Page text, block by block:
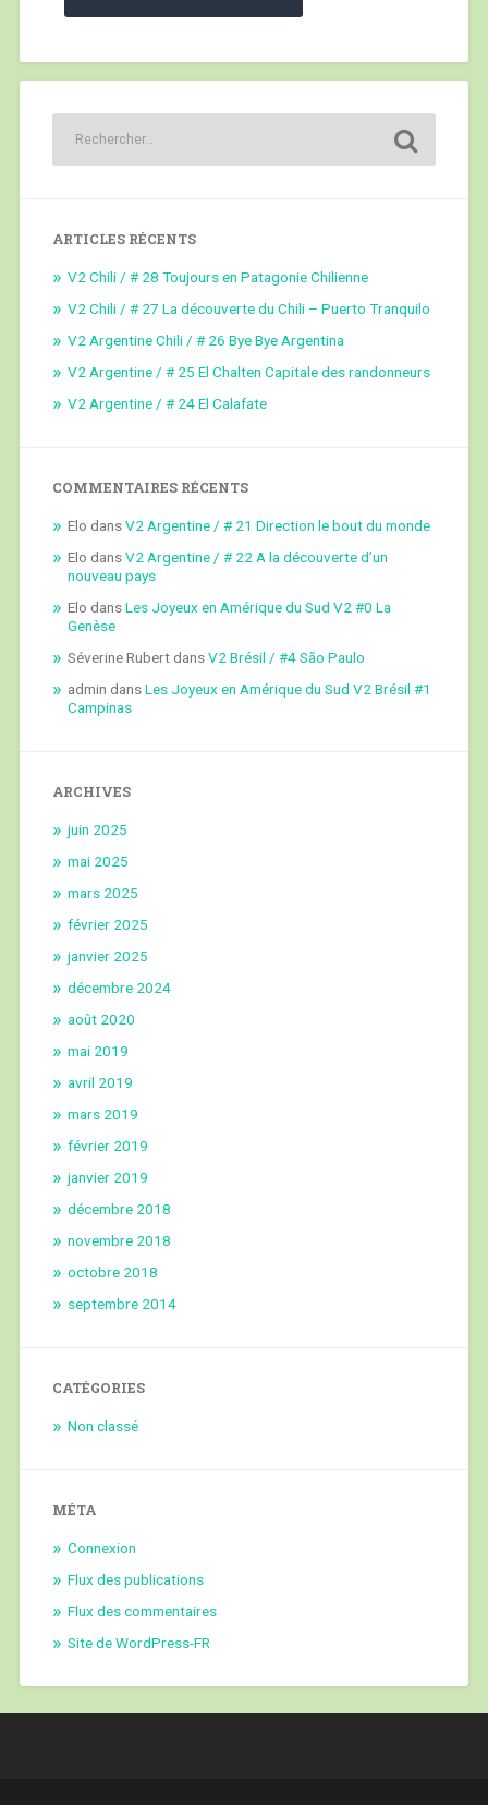
ARTICLES RÉCENTS
V2 Chili / # 28 Toujours en Patagonie Chilienne
V2 Chili / # 27 La découverte du Chili – Puerto Tranquilo
V2 Argentine Chili / # 26 Bye Bye Argentina
V2 Argentine / # 25 El Chalten Capitale des randonneurs
V2 Argentine / # 24 El Calafate
COMMENTAIRES RÉCENTS
Elo dansV2 Argentine / # 21 Direction le bout du monde
Elo dansV2 Argentine / # 22 A la découverte d’un
nouveau pays
Elo dansLes Joyeux en Amérique du Sud V2 #0 La
Genèse
Séverine RubertdansV2 Brésil / #4 São Paulo
admin dansLes Joyeux en Amérique du Sud V2 Brésil #1
Campinas
ARCHIVES
juin 2025
mai 2025
mars 2025
février 2025
janvier 2025
décembre 2024
août 2020
mai 2019
avril 2019
mars 2019
février 2019
janvier 2019
décembre 2018
novembre 2018
octobre 2018
septembre 2014
CATÉGORIES
Non classé
MÉTA
Connexion
Flux des publications
Flux des commentaires
Site de WordPress-FR